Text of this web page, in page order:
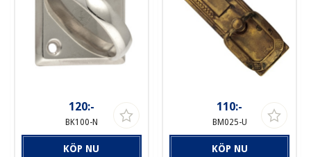
120:-
BK100-N
KÖP NU
110:-
BM025-U
KÖP NU